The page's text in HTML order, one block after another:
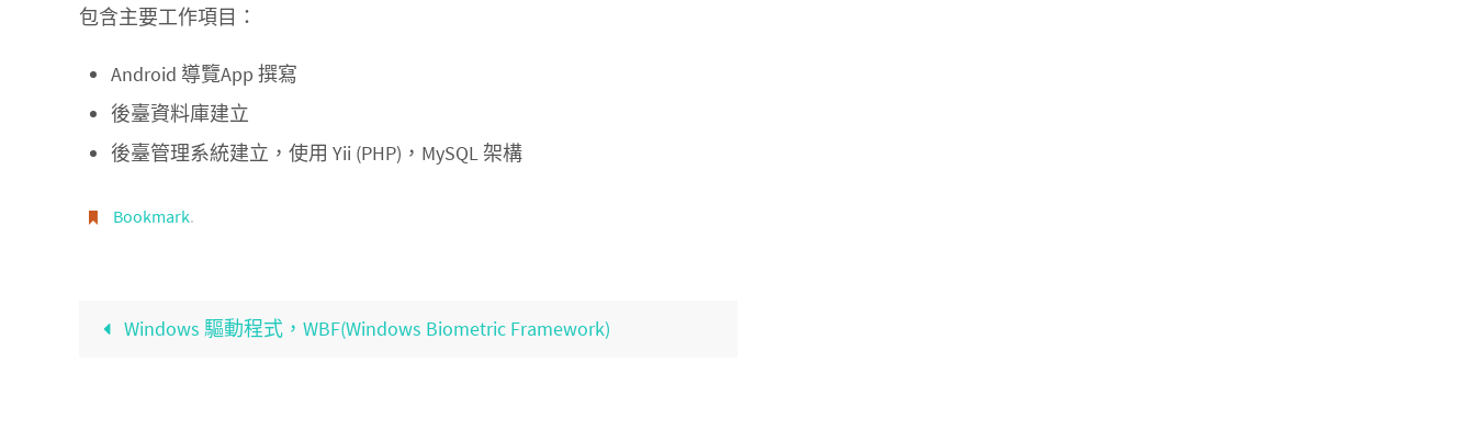
包含主要工作項目：
Android 導覽App 撰寫
後臺資料庫建立
後臺管理系統建立，使用 Yii (PHP)，MySQL 架構
Bookmark.
Windows 驅動程式，WBF(Windows Biometric Framework)